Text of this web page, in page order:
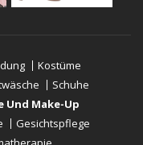
Kostüme
Schuhe
Und Make-Up
Gesichtspflege